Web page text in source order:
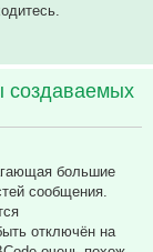
создаваемых
большие
сообщения.
отключён на